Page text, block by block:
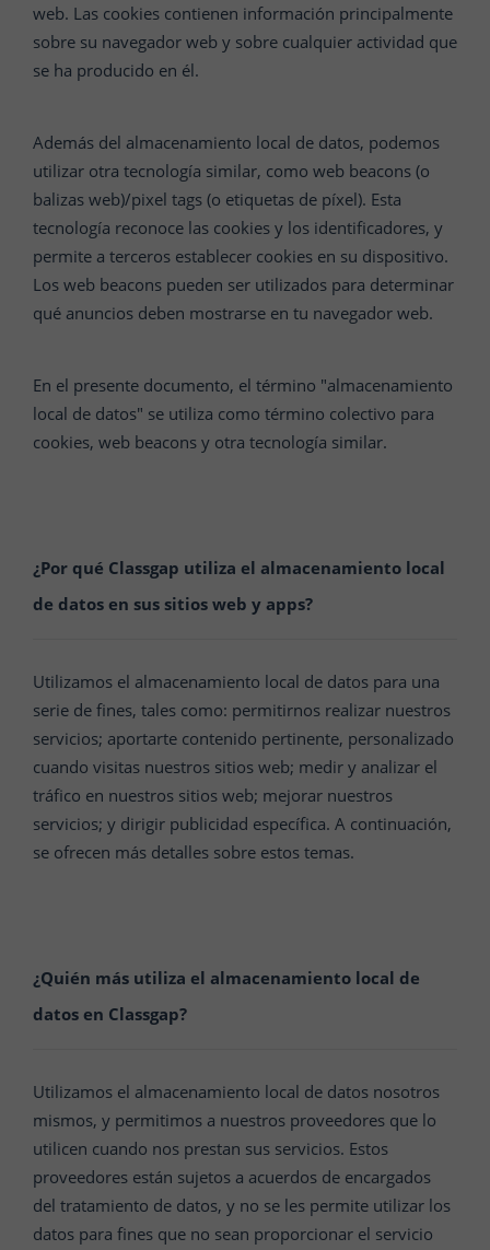
web. Las cookies contienen información principalmente
sobre su navegador web y sobre cualquier actividad que
se ha producido en él.
Además del almacenamiento local de datos, podemos
utilizar otra tecnología similar, como web beacons (o
balizas web)/pixel tags (o etiquetas de píxel). Esta
tecnología reconoce las cookies y los identificadores, y
permite a terceros establecer cookies en su dispositivo.
Los web beacons pueden ser utilizados para determinar
qué anuncios deben mostrarse en tu navegador web.
En el presente documento, el término "almacenamiento
local de datos" se utiliza como término colectivo para
cookies, web beacons y otra tecnología similar.
¿Por qué Classgap utiliza el almacenamiento local
de datos en sus sitios web y apps?
Utilizamos el almacenamiento local de datos para una
serie de fines, tales como: permitirnos realizar nuestros
servicios; aportarte contenido pertinente, personalizado
cuando visitas nuestros sitios web; medir y analizar el
tráfico en nuestros sitios web; mejorar nuestros
servicios; y dirigir publicidad específica. A continuación,
se ofrecen más detalles sobre estos temas.
¿Quién más utiliza el almacenamiento local de
datos en Classgap?
Utilizamos el almacenamiento local de datos nosotros
mismos, y permitimos a nuestros proveedores que lo
utilicen cuando nos prestan sus servicios. Estos
proveedores están sujetos a acuerdos de encargados
del tratamiento de datos, y no se les permite utilizar los
datos para fines que no sean proporcionar el servicio